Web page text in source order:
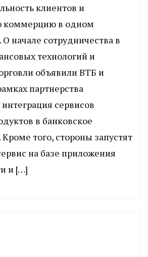
клиентов и
коммерцию в одном
начале сотрудничества в
технологий и
объявили ВТБ и
партнерства
сервисов
в банковское
того, стороны запустят
на базе приложения
и […]